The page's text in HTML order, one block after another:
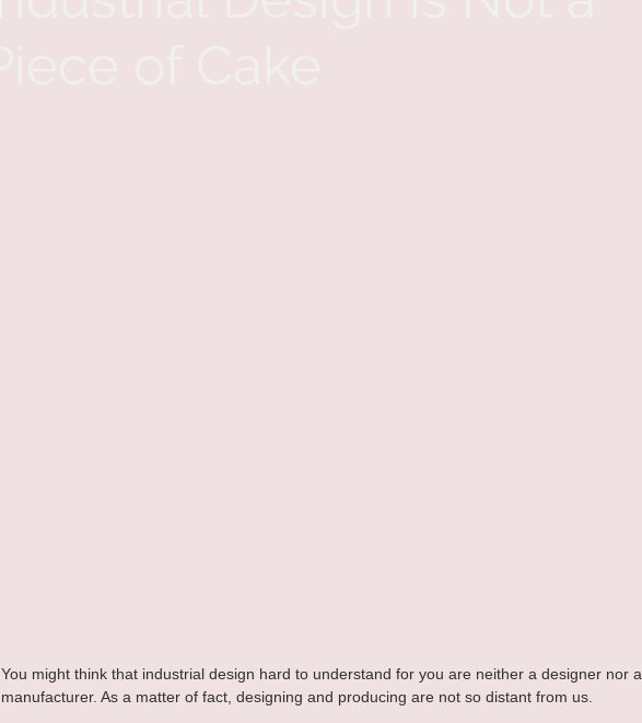
You might think that industrial design hard to understand for you are neither a designer nor a
manufacturer. As a matter of fact, designing and producing are not so distant from us.